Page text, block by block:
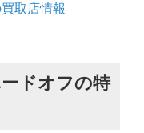
取店情報
ドオフの特